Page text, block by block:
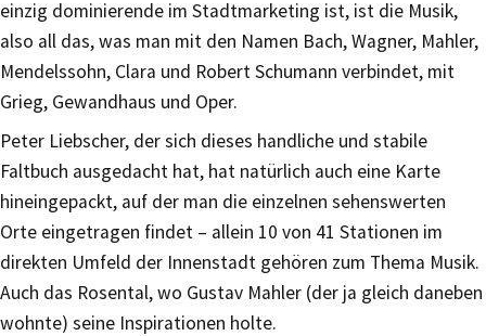
einzig dominierende im Stadtmarketing ist, ist die Musik,
also all das, was man mit den Namen Bach, Wagner, Mahler,
Mendelssohn, Clara und Robert Schumann verbindet, mit
Grieg, Gewandhaus und Oper.
Peter Liebscher, der sich dieses handliche und stabile
Faltbuch ausgedacht hat, hat natürlich auch eine Karte
hineingepackt, auf der man die einzelnen sehenswerten
Orte eingetragen findet – allein 10 von 41 Stationen im
direkten Umfeld der Innenstadt gehören zum Thema Musik.
Auch das Rosental, wo Gustav Mahler (der ja gleich daneben
wohnte) seine Inspirationen holte.